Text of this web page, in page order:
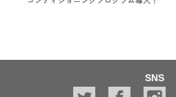
SNS